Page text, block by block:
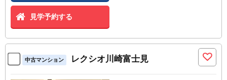
見学予約する
中古マンション レクシオ川崎富士見